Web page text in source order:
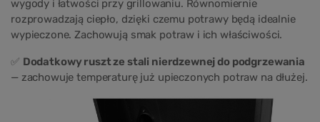
wygody i łatwości przy grillowaniu. Równomiernie
rozprowadzają ciepło, dzięki czemu potrawy będą idealnie
wypieczone. Zachowują smak potraw i ich właściwości.
✅ Dodatkowy ruszt ze stali nierdzewnej do podgrzewania
— zachowuje temperaturę już upieczonych potraw na dłużej.